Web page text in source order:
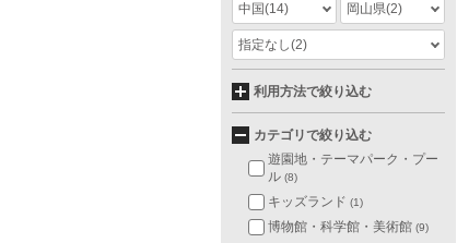
中国(14) 岡山県(2)
指定なし(2)
利用方法で絞り込む
カテゴリで絞り込む
遊園地・テーマパーク・プー
ル (8)
キッズランド (1)
博物館・科学館・美術館 (9)